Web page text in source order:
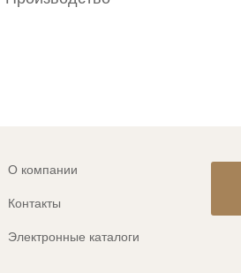
О компании
Контакты
Электронные каталоги